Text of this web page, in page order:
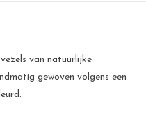
van natuurlijke
gewoven volgens een